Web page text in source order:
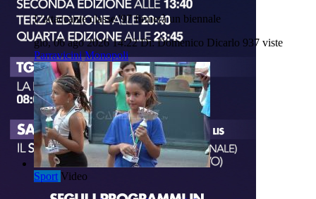
L'attaccante classe '97 firmerà un biennale
gio, 06 ago 2026 14:22 Di: Domenico Dicarlo 937 viste
Parravicini Monopoli
Sport Video